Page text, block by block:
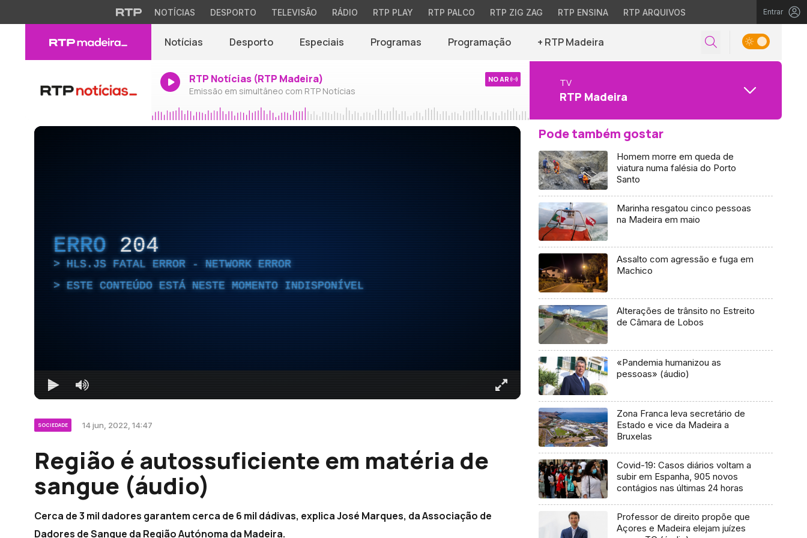
NOTÍCIAS DESPORTO TELEVISÃO RÁDIO RTP PLAY RTP PALCO RTP ZIG ZAG RTP ENSINA RTP ARQUIVOS Entrar
Notícias Desporto Especiais Programas Programação + RTP Madeira
RTP Notícias (RTP Madeira)
Emissão em simultâneo com RTP Notícias
NO AR TV
RTP Madeira
ERRO 204
HLS.JS FATAL ERROR - NETWORK ERROR
ESTE CONTEÚDO ESTÁ NESTE MOMENTO INDISPONÍVEL
SOCIEDADE 14 jun, 2022, 14:47
Região é autossuficiente em matéria de
sangue (áudio)
Cerca de 3 mil dadores garantem cerca de 6 mil dádivas, explica José Marques, da Associação de
Dadores de Sangue da Região Autónoma da Madeira.
Pode também gostar
Homem morre em queda de
viatura numa falésia do Porto
Santo
Marinha resgatou cinco pessoas
na Madeira em maio
Assalto com agressão e fuga em
Machico
Alterações de trânsito no Estreito
de Câmara de Lobos
«Pandemia humanizou as
pessoas» (áudio)
Zona Franca leva secretário de
Estado e vice da Madeira a
Bruxelas
Covid-19: Casos diários voltam a
subir em Espanha, 905 novos
contágios nas últimas 24 horas
Professor de direito propõe que
Açores e Madeira elejam juízes